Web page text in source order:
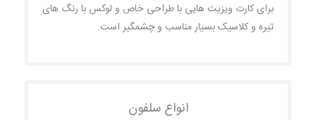
برای کارت ویزیت هایی با طراحی خاص و لوکس با رنگ های
تیره و کلاسیک بسیار مناسب و چشمگیر است.
انواع سلفون